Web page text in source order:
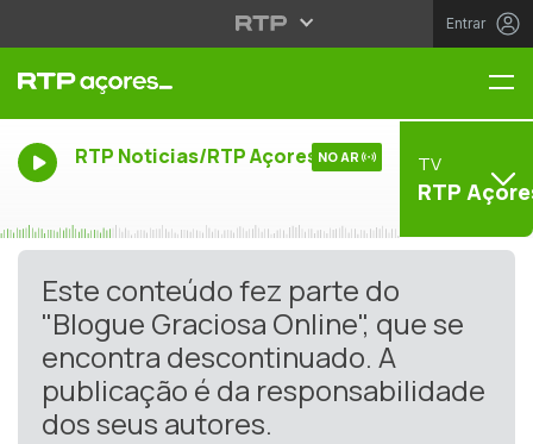
Entrar
RTP Noticias/RTP Açores NO AR TV
RTP
Este conteúdo fez parte do
"Blogue Graciosa Online", que se
encontra descontinuado. A
publicação é da responsabilidade
dos seus autores.